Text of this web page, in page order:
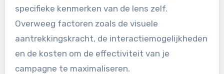
specifieke kenmerken van de lens zelf.
Overweeg factoren zoals de visuele
aantrekkingskracht, de interactiemogelijkheden
en de kosten om de effectiviteit van je
campagne te maximaliseren.